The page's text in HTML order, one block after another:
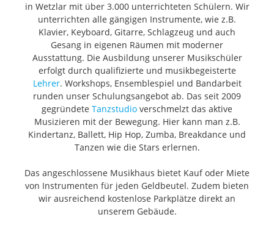
in Wetzlar mit über 3.000 unterrichteten Schülern. Wir
unterrichten alle gängigen Instrumente, wie z.B.
Klavier, Keyboard, Gitarre, Schlagzeug und auch
Gesang in eigenen Räumen mit moderner
Ausstattung. Die Ausbildung unserer Musikschüler
erfolgt durch qualifizierte und musikbegeisterte
Lehrer. Workshops, Ensemblespiel und Bandarbeit
runden unser Schulungsangebot ab. Das seit 2009
gegründete Tanzstudio verschmelzt das aktive
Musizieren mit der Bewegung. Hier kann man z.B.
Kindertanz, Ballett, Hip Hop, Zumba, Breakdance und
Tanzen wie die Stars erlernen.
Das angeschlossene Musikhaus bietet Kauf oder Miete
von Instrumenten für jeden Geldbeutel. Zudem bieten
wir ausreichend kostenlose Parkplätze direkt an
unserem Gebäude.